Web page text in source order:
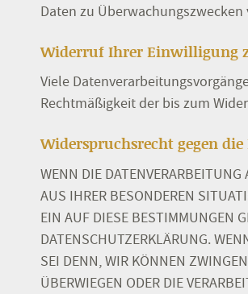
Daten zu
Widerruf Ihrer Einwilligung
Viele
Rechtmäßigkeit der bis zum
Widerspruchsrecht gegen
WENN DIE DATENVERARBEITUNG
AUS IHRER BESONDEREN
EIN AUF DIESE BESTIMMUNGEN
DATENSCHUTZERKLÄRUNG.
SEI DENN, WIR KÖNNEN
ÜBERWIEGEN ODER DIE